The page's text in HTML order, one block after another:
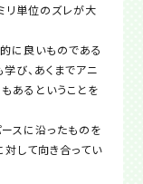
リ単位のズレが大
に良いものである
び、あくまでアニ
あるということを
スに沿ったものを
して向き合ってい